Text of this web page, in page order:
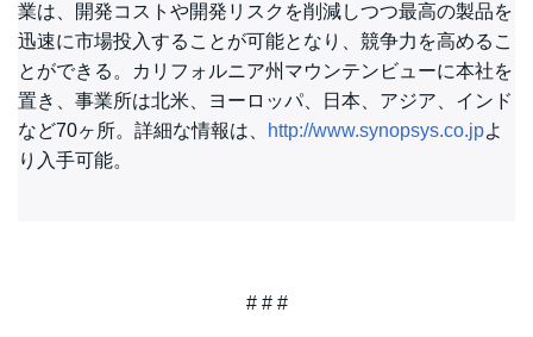
業は、開発コストや開発リスクを削減しつつ最高の製品を
迅速に市場投入することが可能となり、競争力を高めるこ
とができる。カリフォルニア州マウンテンビューに本社を
置き、事業所は北米、ヨーロッパ、日本、アジア、インド
など70ヶ所。詳細な情報は、
http://www.synopsys.co.jpよ
り入手可能。
# # #